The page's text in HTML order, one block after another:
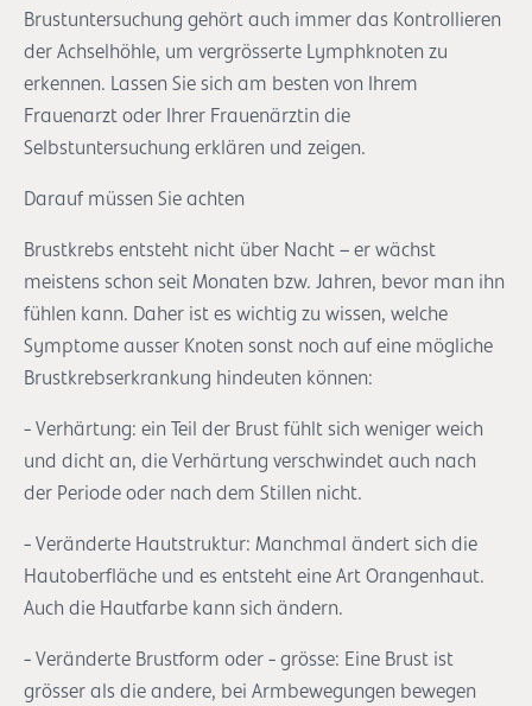
Brustuntersuchung gehört auch immer das Kontrollieren
der Achselhöhle, um vergrösserte Lymphknoten zu
erkennen. Lassen Sie sich am besten von Ihrem
Frauenarzt oder Ihrer Frauenärztin die
Selbstuntersuchung erklären und zeigen.
Darauf müssen Sie achten
Brustkrebs entsteht nicht über Nacht – er wächst
meistens schon seit Monaten bzw. Jahren, bevor man ihn
fühlen kann. Daher ist es wichtig zu wissen, welche
Symptome ausser Knoten sonst noch auf eine mögliche
Brustkrebserkrankung hindeuten können:
- Verhärtung: ein Teil der Brust fühlt sich weniger weich
und dicht an, die Verhärtung verschwindet auch nach
der Periode oder nach dem Stillen nicht.
- Veränderte Hautstruktur: Manchmal ändert sich die
Hautoberfläche und es entsteht eine Art Orangenhaut.
Auch die Hautfarbe kann sich ändern.
- Veränderte Brustform oder - grösse: Eine Brust ist
grösser als die andere, bei Armbewegungen bewegen